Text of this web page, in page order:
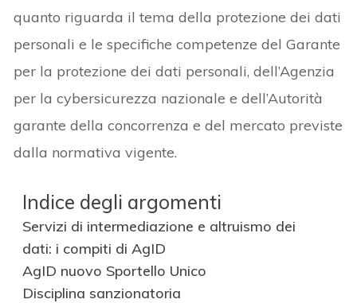
quanto riguarda il tema della protezione dei dati
personali e le specifiche competenze del Garante
per la protezione dei dati personali, dell’Agenzia
per la cybersicurezza nazionale e dell’Autorità
garante della concorrenza e del mercato previste
dalla normativa vigente.
Indice degli argomenti
Servizi di intermediazione e altruismo dei
dati: i compiti di AgID
AgID nuovo Sportello Unico
Disciplina sanzionatoria